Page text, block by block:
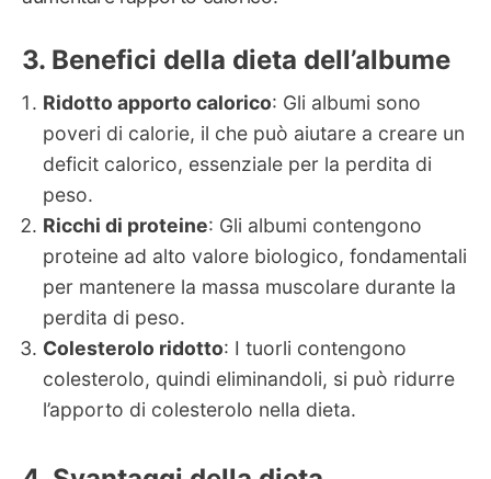
Benefici della dieta dell’albume
Ridotto apporto calorico: Gli albumi sono
poveri di calorie, il che può aiutare a creare un
deficit calorico, essenziale per la perdita di
peso.
Ricchi di proteine: Gli albumi contengono
proteine ad alto valore biologico, fondamentali
per mantenere la massa muscolare durante la
perdita di peso.
Colesterolo ridotto: I tuorli contengono
colesterolo, quindi eliminandoli, si può ridurre
l’apporto di colesterolo nella dieta.